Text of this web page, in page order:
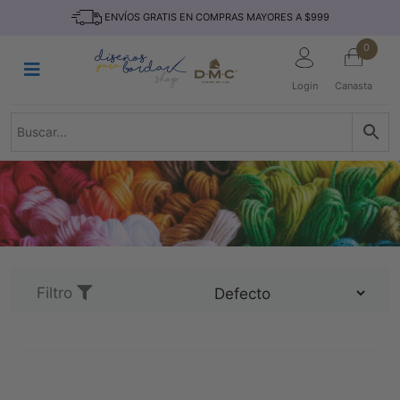
ENVÍOS GRATIS EN COMPRAS MAYORES A $999
Login
0
Canasta
TEJIDO
REVISTAS
TELAS
TEMÁTICO
NOVEDADES
Filtro